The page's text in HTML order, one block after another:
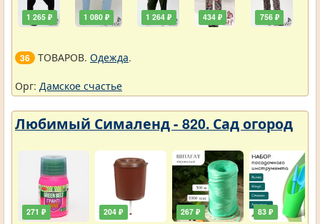
1 265 ₽ 1 080 ₽ 1 264 ₽ 434 ₽ 756 ₽
36 ТОВАРОВ. Одежда.
Орг: Дамское счастье
Любимый Сималенд - 820. Сад огород
271 ₽ 204 ₽ 267 ₽ 83 ₽